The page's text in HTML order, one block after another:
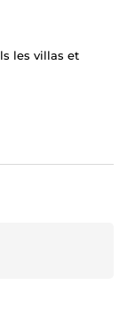
les villas et